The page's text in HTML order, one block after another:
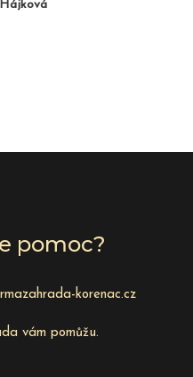
pomoc?
korenac.cz
vám pomůžu.